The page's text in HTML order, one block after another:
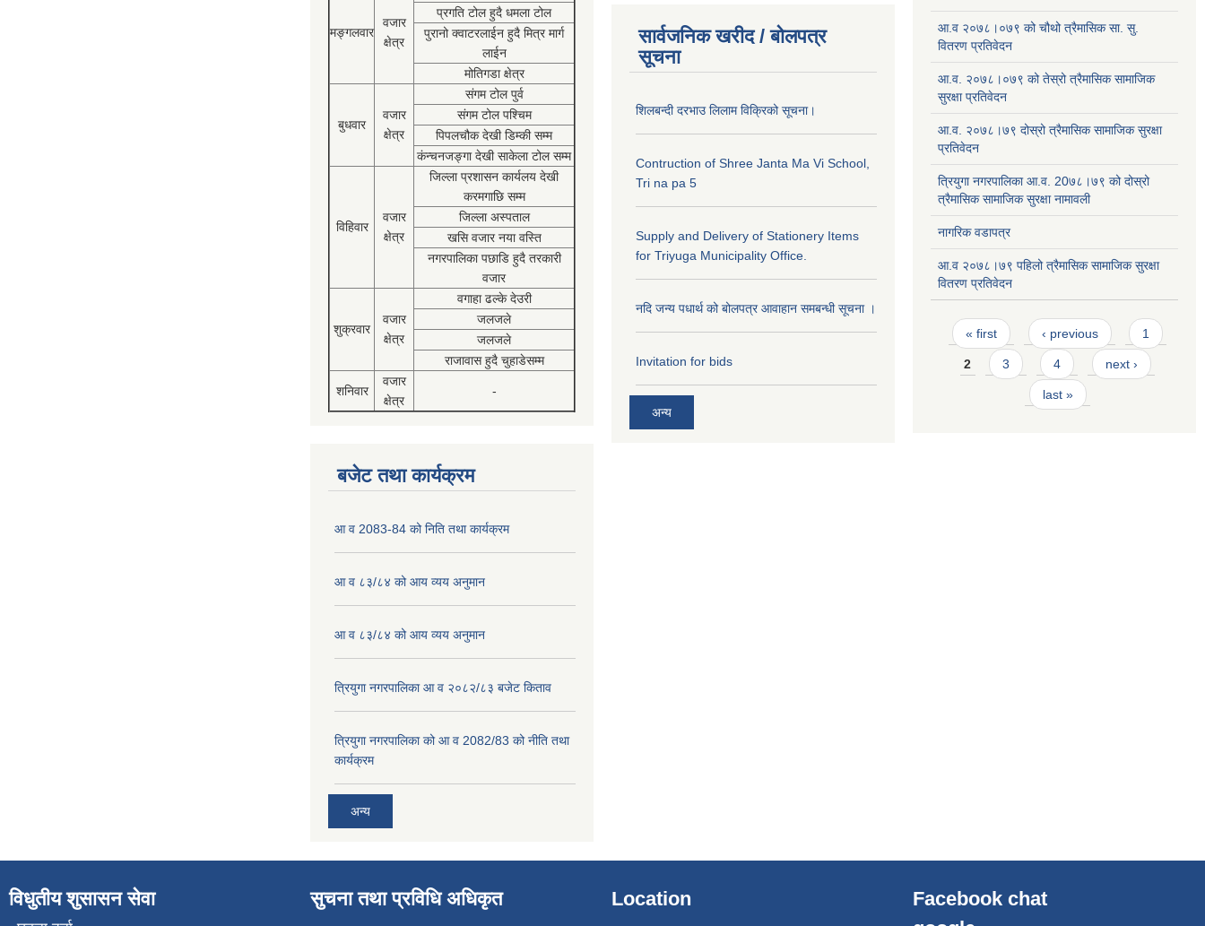
मङ्गलवार
वजार
क्षेत्र
प्रगति टोल हुदै धमला टोल
पुरानो क्वाटरलाईन हुदै मित्र मार्ग
लाईन
मोतिगडा क्षेत्र
बुधवार
वजार
क्षेत्र
संगम टोल पुर्व
संगम टोल पश्चिम
पिपलचौक देखी डिम्की सम्म
कंन्चनजङ्गा देखी साकेला टोल सम्म
विहिवार
वजार
क्षेत्र
जिल्ला प्रशासन कार्यलय देखी
करमगाछि सम्म
जिल्ला अस्पताल
खसि वजार नया वस्ति
नगरपालिका पछाडि हुदै तरकारी
वजार
शुक्रवार
वजार
क्षेत्र
वगाहा ढल्के देउरी
जलजले
जलजले
राजावास हुदै चुहाडेसम्म
शनिवार
वजार
क्षेत्र
-
बजेट तथा कार्यक्रम
आ व 2083-84 को निति तथा कार्यक्रम
आ व ८३/८४ को आय व्यय अनुमान
आ व ८३/८४ को आय व्यय अनुमान
त्रियुगा नगरपालिका आ व २०८२/८३ बजेट किताव
त्रियुगा नगरपालिका को आ व 2082/83 को नीति तथा
कार्यक्रम
अन्य
सार्वजनिक खरीद / बोलपत्र
सूचना
शिलबन्दी दरभाउ लिलाम विक्रिको सूचना।
Contruction of Shree Janta Ma Vi School,
Tri na pa 5
Supply and Delivery of Stationery Items
for Triyuga Municipality Office.
नदि जन्य पधार्थ को बोलपत्र आवाहान समबन्धी सूचना ।
Invitation for bids
अन्य
आ.व २०७८।०७९ को चौथो त्रैमासिक सा. सु.
वितरण प्रतिवेदन
आ.व. २०७८।०७९ को तेस्रो त्रैमासिक सामाजिक
सुरक्षा प्रतिवेदन
आ.व. २०७८।७९ दोस्रो त्रैमासिक सामाजिक सुरक्षा
प्रतिवेदन
त्रियुगा नगरपालिका आ.व. 20७८।७९ को दोस्रो
त्रैमासिक सामाजिक सुरक्षा नामावली
नागरिक वडापत्र
आ.व २०७८।७९ पहिलो त्रैमासिक सामाजिक सुरक्षा
वितरण प्रतिवेदन
Pages
« first ‹ previous 1
2 3 4 next ›
last »
विधुतीय शुसासन सेवा सुचना तथा प्रविधि अधिकृत Location
Facebook chat